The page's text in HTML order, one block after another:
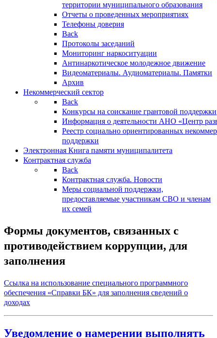
территории муниципального образования
Отчеты о проведенных мероприятиях
Телефоны доверия
Back
Протоколы заседаний
Мониторинг наркоситуации
Антинаркотическое молодежное движение
Видеоматериалы. Аудиоматериалы. Памятки
Архив
Некоммерческий сектор
Back
Конкурсы на соискание грантовой поддержки
Информация о деятельности АНО «Центр
Реестр социально ориентированных
поддержки
Электронная Книга памяти муниципалитета
Контрактная служба
Back
Контрактная служба. Новости
Меры социальной поддержки,
предоставляемые участникам СВО и членам
их семей
Формы документов, связанных с
противодействием коррупции, для
заполнения
Ссылка на использование специального программного
обеспечения «Справки БК» для заполнения сведений о
доходах
Уведомление о намерении выполнять